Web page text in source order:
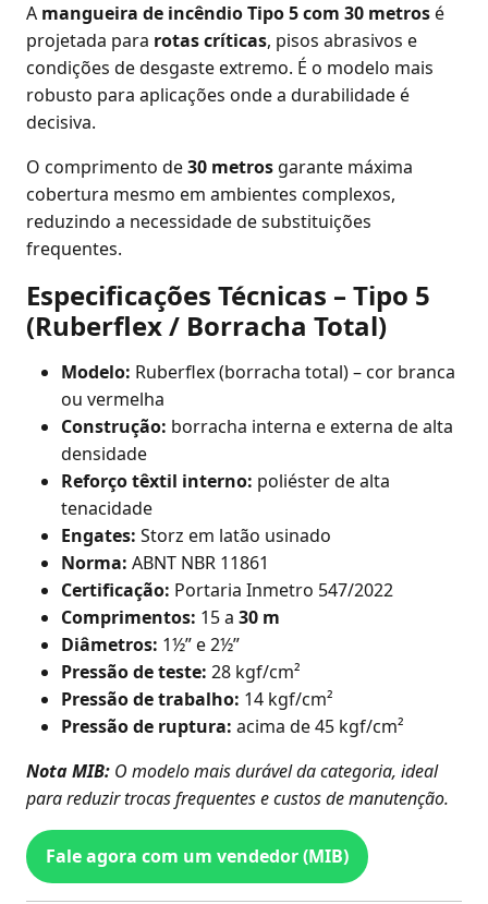
A mangueira de incêndio Tipo 5 com 30 metrosé
projetada para rotas críticas, pisos abrasivos e
condições de desgaste extremo. É o modelo mais
robusto para aplicações onde a durabilidade é
decisiva.
O comprimento de30 metros garante máxima
cobertura mesmo em ambientes complexos,
reduzindo a necessidade de substituições
frequentes.
Especificações Técnicas – Tipo 5
(Ruberflex / Borracha Total)
Modelo: Ruberflex (borracha total) – cor branca
ou vermelha
Construção: borracha interna e externa de alta
densidade
Reforço têxtil interno: poliéster de alta
tenacidade
Engates: Storz em latão usinado
Norma: ABNT NBR 11861
Certificação: Portaria Inmetro 547/2022
Comprimentos: 15 a 30 m
Diâmetros: 1½” e 2½”
Pressão de teste: 28 kgf/cm²
Pressão de trabalho: 14 kgf/cm²
Pressão de ruptura: acima de 45 kgf/cm²
Nota MIB: O modelo mais durável da categoria, ideal
para reduzir trocas frequentes e custos de manutenção.
Fale agora com um vendedor (MIB)